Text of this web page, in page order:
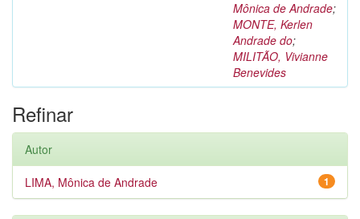
Mônica de Andrade;
MONTE, Kerlen
Andrade do;
MILITÃO, Vivianne
Benevides
Refinar
Autor
1
LIMA, Mônica de Andrade